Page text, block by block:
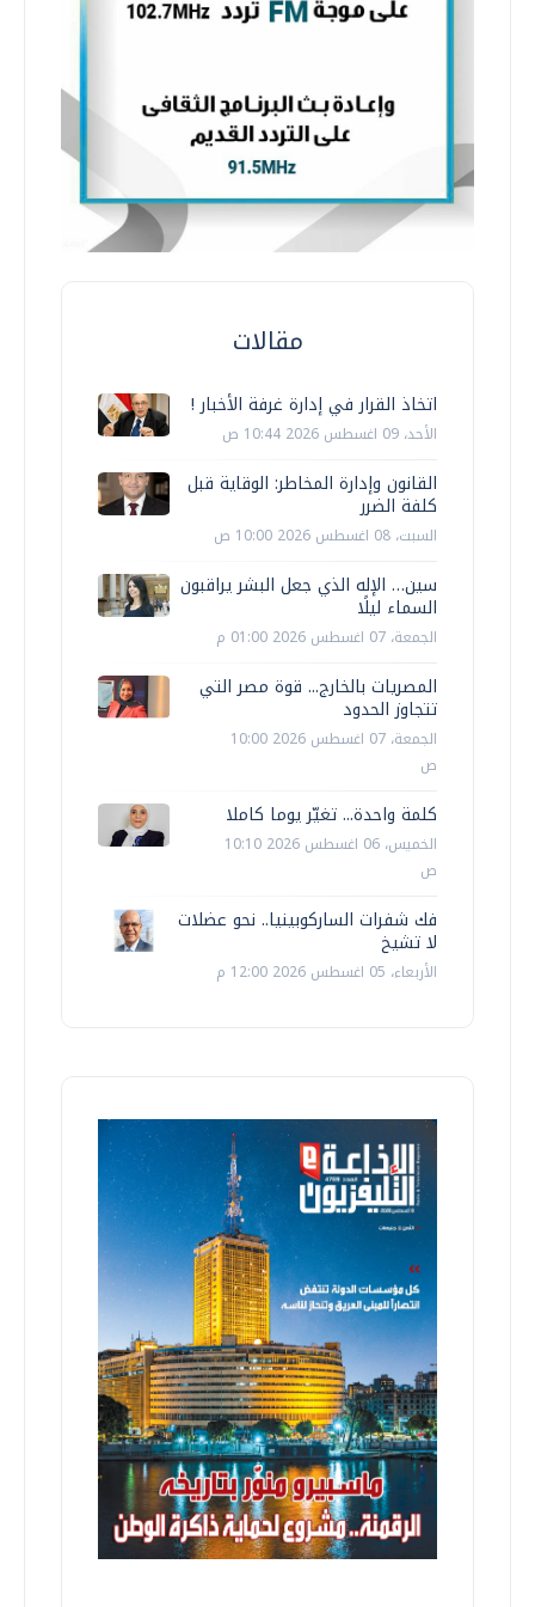
مقالات
اتخاذ القرار في إدارة غرفة الأخبار !
الأحد، 09 اغسطس 2026 10:44 ص
القانون وإدارة المخاطر: الوقاية قبل
كلفة الضرر
السبت، 08 اغسطس 2026 10:00 ص
سين… الإله الذي جعل البشر يراقبون
السماء ليلًا
الجمعة، 07 اغسطس 2026 01:00 م
المصريات بالخارج... قوة مصر التي
تتجاوز الحدود
الجمعة، 07 اغسطس 2026 10:00
ص
كلمة واحدة... تغيّر يوما كاملا
الخميس، 06 اغسطس 2026 10:10
ص
فك شفرات الساركوبينيا.. نحو عضلات
لا تشيخ
الأربعاء، 05 اغسطس 2026 12:00 م